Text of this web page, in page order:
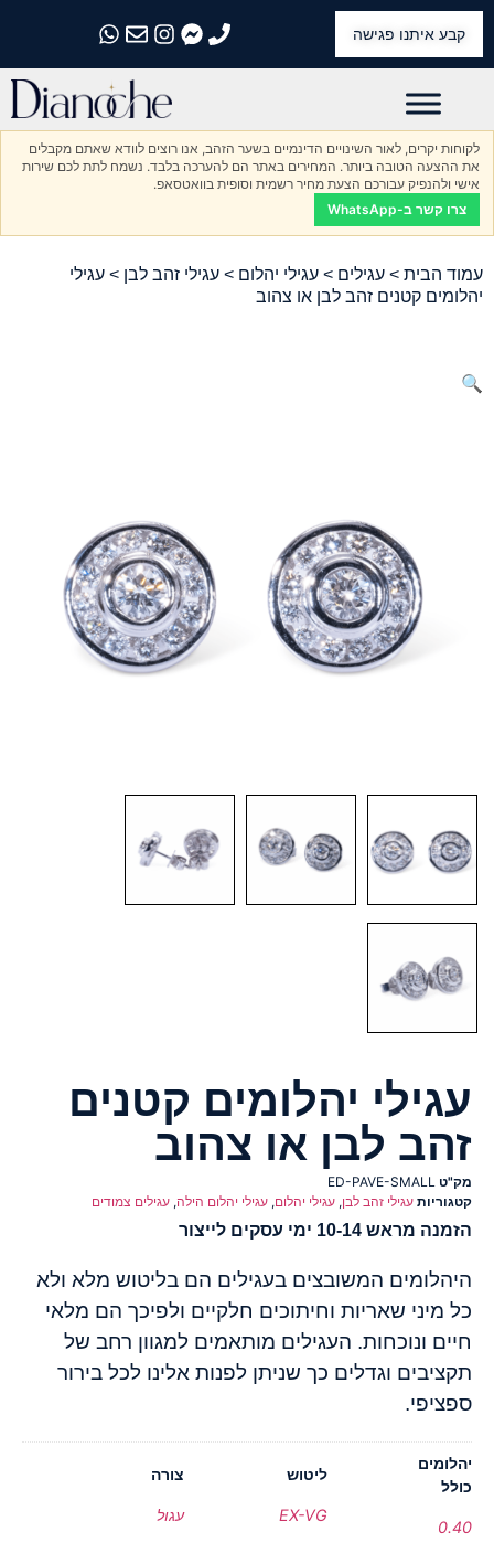
קבע איתנו פגישה
התקשרו אלינו
התקשרו אלינו
התקשרו אלינו
התקשרו אלינו
התקשרו אלינו
לקוחות יקרים, לאור השינויים הדינמיים בשער הזהב, אנו רוצים לוודא שאתם מקבלים
את ההצעה הטובה ביותר. המחירים באתר הם להערכה בלבד. נשמח לתת לכם שירות
אישי ולהנפיק עבורכם הצעת מחיר רשמית וסופית בוואטסאפ.
צרו קשר ב-WhatsApp
עמוד הבית > עגילים > עגילי יהלום > עגילי זהב לבן > עגילי
יהלומים קטנים זהב לבן או צהוב
🔍
עגילי יהלומים קטנים
זהב לבן או צהוב
מק"ט ED-PAVE-SMALL
קטגוריות עגילי זהב לבן, עגילי יהלום, עגילי יהלום הילה, עגילים צמודים
הזמנה מראש 10-14 ימי עסקים לייצור
היהלומים המשובצים בעגילים הם בליטוש מלא ולא
כל מיני שאריות וחיתוכים חלקיים ולפיכך הם מלאי
חיים ונוכחות. העגילים מותאמים למגוון רחב של
תקציבים וגדלים כך שניתן לפנות אלינו לכל בירור
ספציפי.
יהלומים
כולל
0.40
ליטוש
EX-VG
צורה
עגול